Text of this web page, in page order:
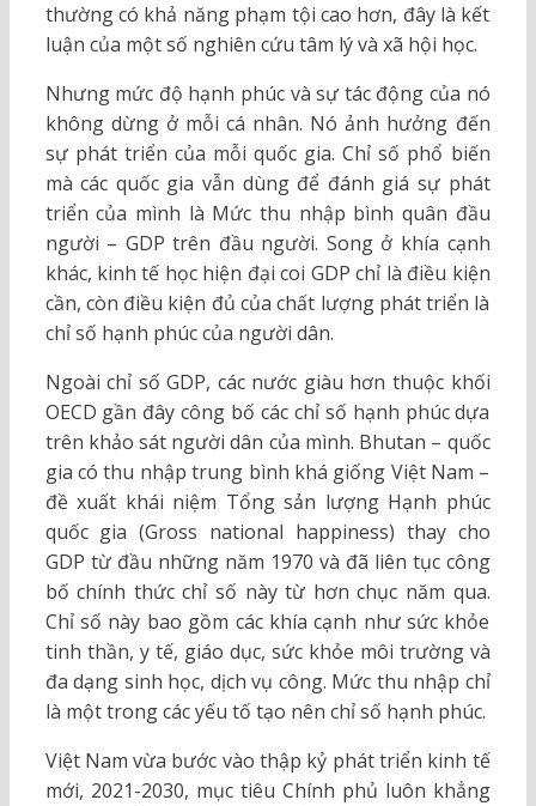
thường có khả năng phạm tội cao hơn, đây là kết
luận của một số nghiên cứu tâm lý và xã hội học.
Nhưng mức độ hạnh phúc và sự tác động của nó
không dừng ở mỗi cá nhân. Nó ảnh hưởng đến
sự phát triển của mỗi quốc gia. Chỉ số phổ biến
mà các quốc gia vẫn dùng để đánh giá sự phát
triển của mình là Mức thu nhập bình quân đầu
người – GDP trên đầu người. Song ở khía cạnh
khác, kinh tế học hiện đại coi GDP chỉ là điều kiện
cần, còn điều kiện đủ của chất lượng phát triển là
chỉ số hạnh phúc của người dân.
Ngoài chỉ số GDP, các nước giàu hơn thuộc khối
OECD gần đây công bố các chỉ số hạnh phúc dựa
trên khảo sát người dân của mình. Bhutan – quốc
gia có thu nhập trung bình khá giống Việt Nam –
đề xuất khái niệm Tổng sản lượng Hạnh phúc
quốc gia (Gross national happiness) thay cho
GDP từ đầu những năm 1970 và đã liên tục công
bố chính thức chỉ số này từ hơn chục năm qua.
Chỉ số này bao gồm các khía cạnh như sức khỏe
tinh thần, y tế, giáo dục, sức khỏe môi trường và
đa dạng sinh học, dịch vụ công. Mức thu nhập chỉ
là một trong các yếu tố tạo nên chỉ số hạnh phúc.
Việt Nam vừa bước vào thập kỷ phát triển kinh tế
mới, 2021-2030, mục tiêu Chính phủ luôn khẳng